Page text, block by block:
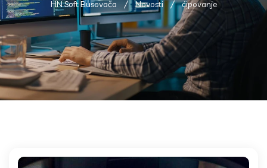
HN Soft Busovača Novosti ćipovanje